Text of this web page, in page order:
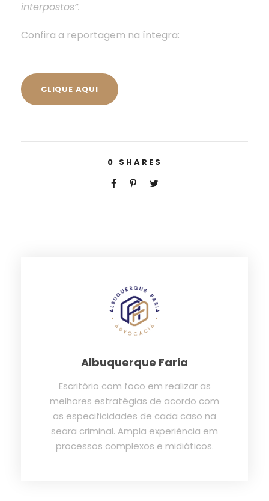
interpostos”.
Confira a reportagem na íntegra:
CLIQUE AQUI
0 SHARES
Albuquerque Faria
Escritório com foco em realizar as
melhores estratégias de acordo com
as especificidades de cada caso na
seara criminal. Ampla experiência em
processos complexos e midiáticos.